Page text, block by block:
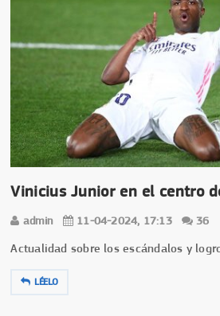
Vinicius Junior en el centro
admin 11-04-2024, 17:13 36
Actualidad sobre los escándalos y
LÉELO